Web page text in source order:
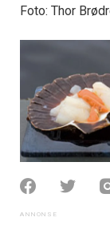
Foto: Thor